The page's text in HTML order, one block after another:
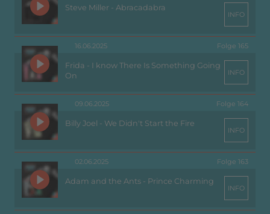
Steve Miller - Abracadabra
INFO
16.06.2025 Folge 165
Frida - I know There Is Something Going
On
INFO
09.06.2025 Folge 164
Billy Joel - We Didn't Start the Fire
INFO
02.06.2025 Folge 163
Adam and the Ants - Prince Charming
INFO